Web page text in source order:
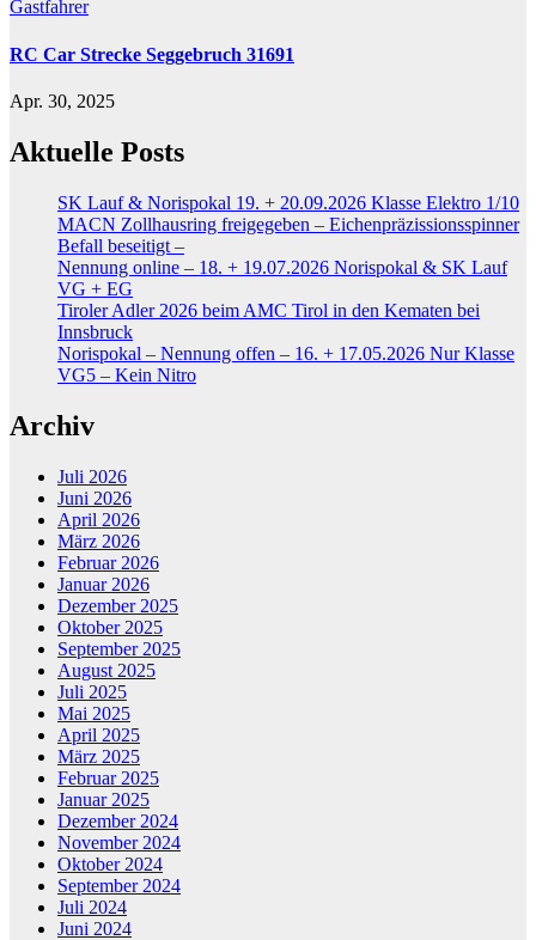
Gastfahrer
RC Car Strecke Seggebruch 31691
Apr. 30, 2025
Aktuelle Posts
SK Lauf & Norispokal 19. + 20.09.2026 Klasse Elektro 1/10
MACN Zollhausring freigegeben – Eichenpräzissionsspinner
Befall beseitigt –
Nennung online – 18. + 19.07.2026 Norispokal & SK Lauf
VG + EG
Tiroler Adler 2026 beim AMC Tirol in den Kematen bei
Innsbruck
Norispokal – Nennung offen – 16. + 17.05.2026 Nur Klasse
VG5 – Kein Nitro
Archiv
Juli 2026
Juni 2026
April 2026
März 2026
Februar 2026
Januar 2026
Dezember 2025
Oktober 2025
September 2025
August 2025
Juli 2025
Mai 2025
April 2025
März 2025
Februar 2025
Januar 2025
Dezember 2024
November 2024
Oktober 2024
September 2024
Juli 2024
Juni 2024